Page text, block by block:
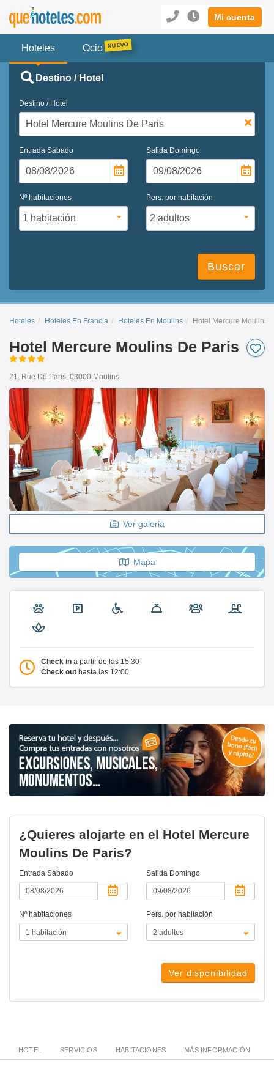
Mi cuenta
Hoteles Ocio
Destino / Hotel
Destino / Hotel
Entrada Sábado Salida Domingo
Nº habitaciones Pers. por habitación
Buscar
Hoteles Hoteles En Francia Hoteles En Moulins Hotel Mercure Moulins
Hotel Mercure Moulins De Paris
21, Rue De Paris, 03000 Moulins
Ver galeria
Mapa
Check in a partir de las 15:30
Check out hasta las 12:00
¿Quieres alojarte en el Hotel Mercure
Moulins De Paris?
Entrada Sábado Salida Domingo
Nº habitaciones Pers. por habitación
Ver disponibilidad
HOTEL SERVICIOS HABITACIONES MÁS INFORMACIÓN